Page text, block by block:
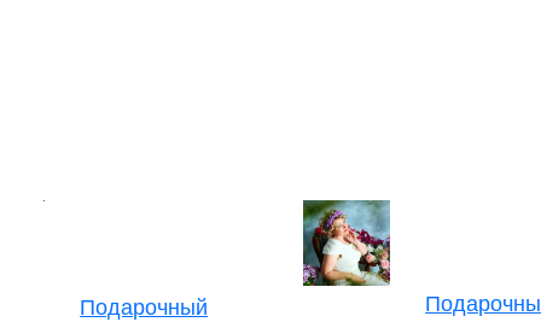
Подарочный